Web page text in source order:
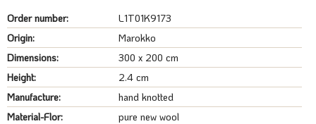
Order number:
L1T01K9173
Origin:
Marokko
Dimensions:
300 x 200 cm
Height:
2.4 cm
Manufacture:
hand knotted
Material-Flor:
pure new wool